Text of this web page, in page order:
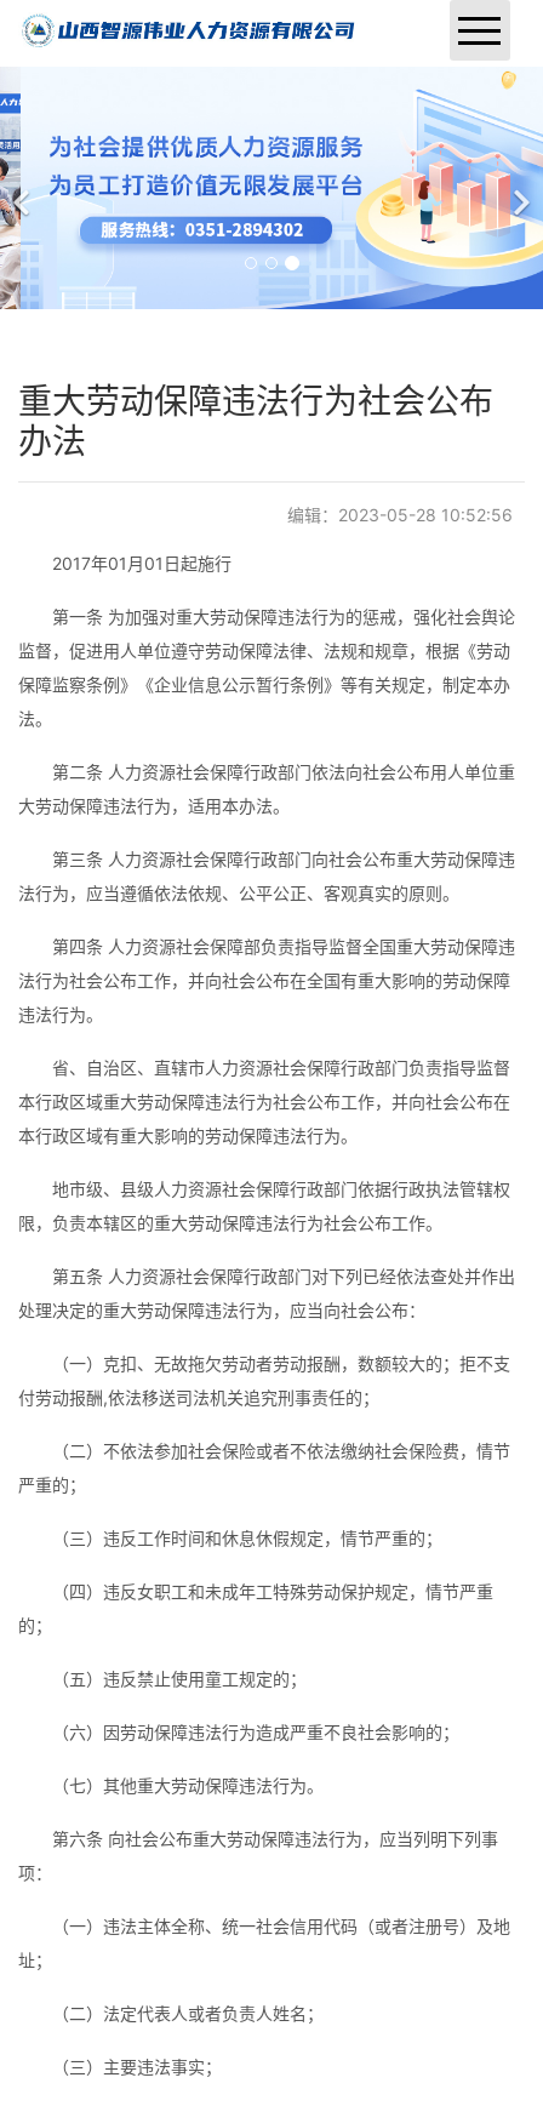
首页
关于我们
业务范围
行业资讯
联系我们
重大劳动保障违法行为社会公布
办法
编辑：2023-05-28 10:52:56
2017年01月01日起施行
第一条 为加强对重大劳动保障违法行为的惩戒，强化社会舆论
监督，促进用人单位遵守劳动保障法律、法规和规章，根据《劳动
保障监察条例》《企业信息公示暂行条例》等有关规定，制定本办
法。
第二条 人力资源社会保障行政部门依法向社会公布用人单位重
大劳动保障违法行为，适用本办法。
第三条 人力资源社会保障行政部门向社会公布重大劳动保障违
法行为，应当遵循依法依规、公平公正、客观真实的原则。
第四条 人力资源社会保障部负责指导监督全国重大劳动保障违
法行为社会公布工作，并向社会公布在全国有重大影响的劳动保障
违法行为。
省、自治区、直辖市人力资源社会保障行政部门负责指导监督
本行政区域重大劳动保障违法行为社会公布工作，并向社会公布在
本行政区域有重大影响的劳动保障违法行为。
地市级、县级人力资源社会保障行政部门依据行政执法管辖权
限，负责本辖区的重大劳动保障违法行为社会公布工作。
第五条 人力资源社会保障行政部门对下列已经依法查处并作出
处理决定的重大劳动保障违法行为，应当向社会公布：
（一）克扣、无故拖欠劳动者劳动报酬，数额较大的；拒不支
付劳动报酬,依法移送司法机关追究刑事责任的；
（二）不依法参加社会保险或者不依法缴纳社会保险费，情节
严重的；
（三）违反工作时间和休息休假规定，情节严重的；
（四）违反女职工和未成年工特殊劳动保护规定，情节严重
的；
（五）违反禁止使用童工规定的；
（六）因劳动保障违法行为造成严重不良社会影响的；
（七）其他重大劳动保障违法行为。
第六条 向社会公布重大劳动保障违法行为，应当列明下列事
项：
（一）违法主体全称、统一社会信用代码（或者注册号）及地
址；
（二）法定代表人或者负责人姓名；
（三）主要违法事实；